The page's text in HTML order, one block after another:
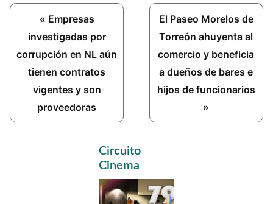
Previous
Post:
« Empresas
investigadas por
corrupción en NL aún
tienen contratos
vigentes y son
proveedoras
Next
Post:
El Paseo Morelos de
Torreón ahuyenta al
comercio y beneficia
a dueños de bares e
hijos de funcionarios
»
Primary
Sidebar
Circuito
Cinema